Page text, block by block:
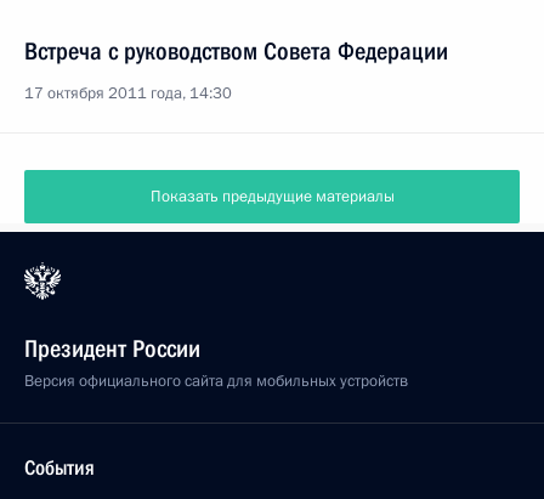
Встреча с руководством Совета Федерации
17 октября 2011 года, 14:30
Показать предыдущие материалы
Президент России
Версия официального сайта для мобильных устройств
События